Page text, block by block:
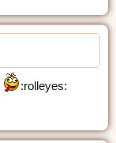
:rolleyes: